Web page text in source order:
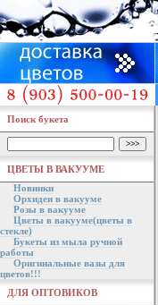
Поиск букета
ЦВЕТЫ В ВАКУУМЕ
Новинки
Орхидеи в вакууме
Розы в вакууме
Цветы в вакууме(цветы в
стекле)
Букеты из мыла ручной
работы
Оригинальные вазы для
цветов!!!
ДЛЯ ОПТОВИКОВ